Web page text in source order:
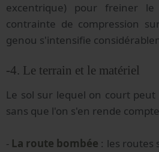
excentrique) pour freiner
contrainte de compression
genou s'intensifie
-4. Le terrain et le matériel
Le sol sur lequel on court
sans que l'on s'en rende
- La route bombée : les routes